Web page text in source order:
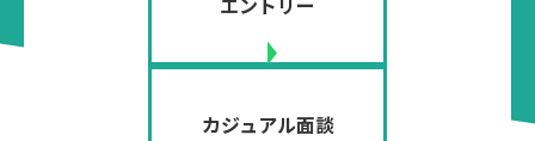
カジュアル面談